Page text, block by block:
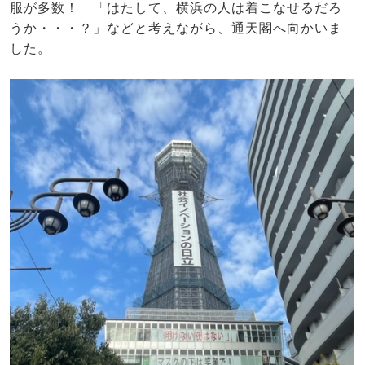
服が多数！ 「はたして、横浜の人は着こなせるだろ
うか・・・？」などと考えながら、通天閣へ向かいま
した。